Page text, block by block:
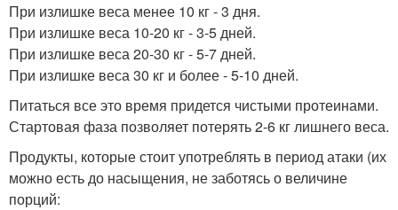
При излишке веса менее 10 кг - 3 дня.
При излишке веса 10-20 кг - 3-5 дней.
При излишке веса 20-30 кг - 5-7 дней.
При излишке веса 30 кг и более - 5-10 дней.
Питаться все это время придется чистыми протеинами.
Стартовая фаза позволяет потерять 2-6 кг лишнего веса.
Продукты, которые стоит употреблять в период атаки (их
можно есть до насыщения, не заботясь о величине
порций: